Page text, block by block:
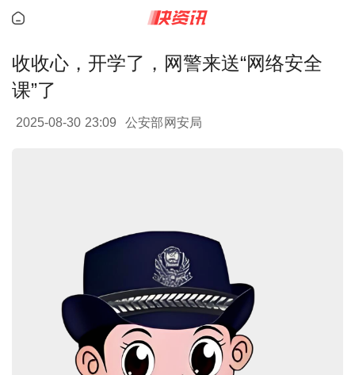
收收心，开学了，网警来送“网络安全
课”了
2025-08-30 23:09 公安部网安局